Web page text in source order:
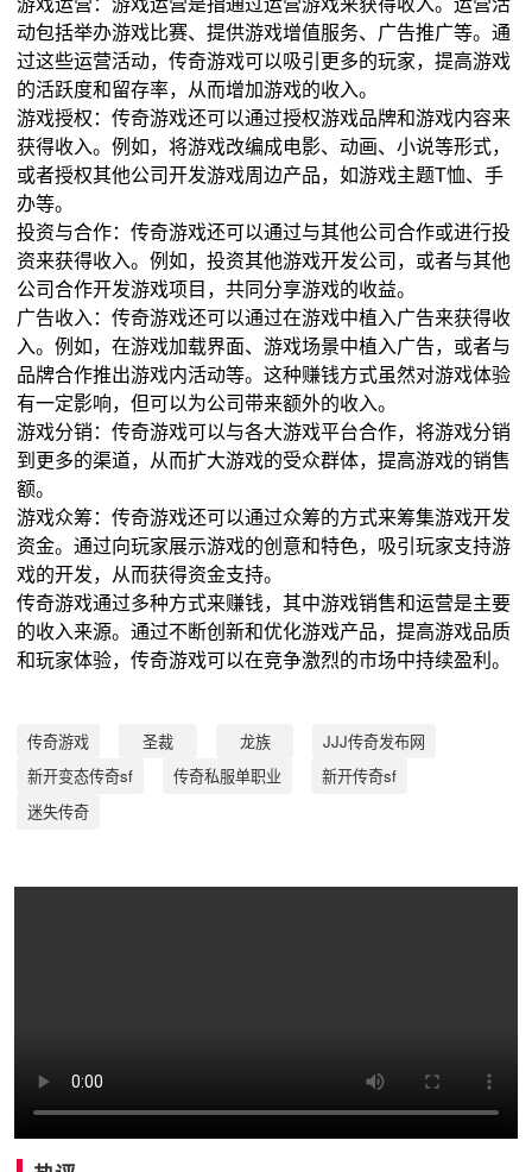
动包括举办游戏比赛、提供游戏增值服务、广告推广等。通
过这些运营活动，传奇游戏可以吸引更多的玩家，提高游戏
的活跃度和留存率，从而增加游戏的收入。
游戏授权：传奇游戏还可以通过授权游戏品牌和游戏内容来
获得收入。例如，将游戏改编成电影、动画、小说等形式，
或者授权其他公司开发游戏周边产品，如游戏主题T恤、手
办等。
投资与合作：传奇游戏还可以通过与其他公司合作或进行投
资来获得收入。例如，投资其他游戏开发公司，或者与其他
公司合作开发游戏项目，共同分享游戏的收益。
广告收入：传奇游戏还可以通过在游戏中植入广告来获得收
入。例如，在游戏加载界面、游戏场景中植入广告，或者与
品牌合作推出游戏内活动等。这种赚钱方式虽然对游戏体验
有一定影响，但可以为公司带来额外的收入。
游戏分销：传奇游戏可以与各大游戏平台合作，将游戏分销
到更多的渠道，从而扩大游戏的受众群体，提高游戏的销售
额。
游戏众筹：传奇游戏还可以通过众筹的方式来筹集游戏开发
资金。通过向玩家展示游戏的创意和特色，吸引玩家支持游
戏的开发，从而获得资金支持。
传奇游戏通过多种方式来赚钱，其中游戏销售和运营是主要
的收入来源。通过不断创新和优化游戏产品，提高游戏品质
和玩家体验，传奇游戏可以在竞争激烈的市场中持续盈利。
传奇游戏 圣裁 龙族
JJJ传奇发布网
新开变态传奇sf
传奇私服单职业
新开传奇sf
迷失传奇